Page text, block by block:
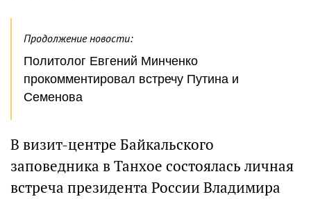
Продолжение новости:
Политолог Евгений Минченко
прокомментировал встречу Путина и
Семенова
В визит-центре Байкальского
заповедника в Танхое состоялась личная
встреча президента России Владимира